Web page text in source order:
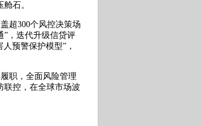
石。
超300个风控决策场
”，迭代升级信贷评
预警保护模型”，
职，全面风险管理
联控，在全球市场波